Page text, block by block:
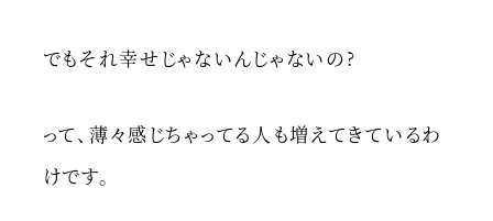
でもそれ幸せじゃないんじゃないの?
って、薄々感じちゃってる人も増えてきているわ
けです。